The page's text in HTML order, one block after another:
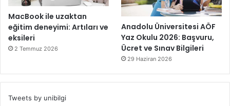
MacBook ile uzaktan
eğitim deneyimi: Artıları ve
eksileri
2 Temmuz 2026
Anadolu Üniversitesi AÖF
Yaz Okulu 2026: Başvuru,
Ücret ve Sınav Bilgileri
29 Haziran 2026
Tweets by unibilgi